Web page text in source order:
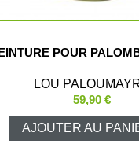
Gilets de
POUR
LOU
59,90 €
AJOUTER AU